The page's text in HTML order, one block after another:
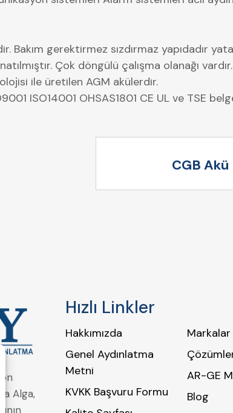
Bakım gerektirmez sızdırmaz yapıdadır
Çok döngülü çalışma olanağı vardır.
ile üretilen AGM akülerdir.
ISO14001 OHSAS1801 CE UL ve TSE
CGB Akü
Alga,
Hızlı Linkler
Hakkımızda
Genel Aydınlatma
Metni
KVKK Başvuru Formu
Markalar
AR-GE
Blog